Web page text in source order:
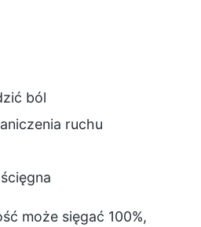
ból
ruchu
może sięgać 100%,